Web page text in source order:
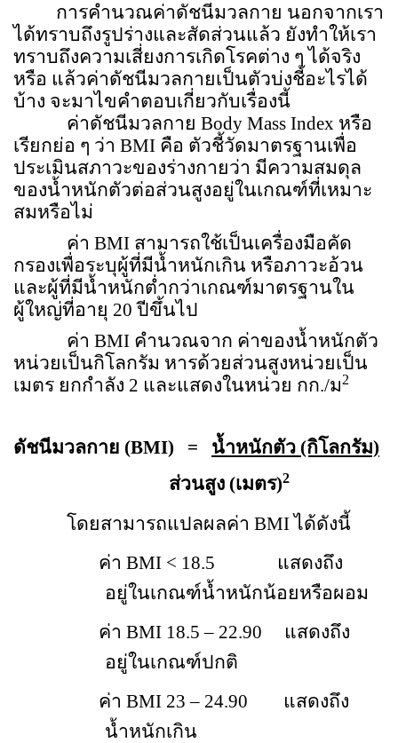
การคำนวณค่าดัชนีมวลกาย นอกจากเรา
ได้ทราบถึงรูปร่างและสัดส่วนแล้ว ยังทำให้เรา
ทราบถึงความเสี่ยงการเกิดโรคต่าง ๆ ได้จริง
หรือ แล้วค่าดัชนีมวลกายเป็นตัวบ่งชี้อะไรได้
บ้าง จะมาไขคำตอบเกี่ยวกับเรื่องนี้
ค่าดัชนีมวลกาย Body Mass Index หรือ
เรียกย่อ ๆ ว่า BMI คือ ตัวชี้วัดมาตรฐานเพื่อ
ประเมินสภาวะของร่างกายว่า มีความสมดุล
ของน้ำหนักตัวต่อส่วนสูงอยู่ในเกณฑ์ที่เหมาะ
สมหรือไม่
ค่า BMI สามารถใช้เป็นเครื่องมือคัด
กรองเพื่อระบุผู้ที่มีน้ำหนักเกิน หรือภาวะอ้วน
และผู้ที่มีน้ำหนักต่ำกว่าเกณฑ์มาตรฐานใน
ผู้ใหญ่ที่อายุ 20 ปีขึ้นไป
ค่า BMI คำนวณจาก ค่าของน้ำหนักตัว
หน่วยเป็นกิโลกรัม หารด้วยส่วนสูงหน่วยเป็น
เมตร ยกกำลัง 2 และแสดงในหน่วย กก./ม2
ดัชนีมวลกาย (BMI) =
น้ำหนักตัว (กิโลกรัม)
ส่วนสูง (เมตร)2
โดยสามารถแปลผลค่า BMIได้ดังนี้
ค่า BMI < 18.5
แสดงถึง
อยู่ในเกณฑ์น้ำหนักน้อยหรือผอม
ค่า BMI 18.5 – 22.90
แสดงถึง
อยู่ในเกณฑ์ปกติ
ค่า BMI 23 – 24.90
แสดงถึง
น้ำหนักเกิน